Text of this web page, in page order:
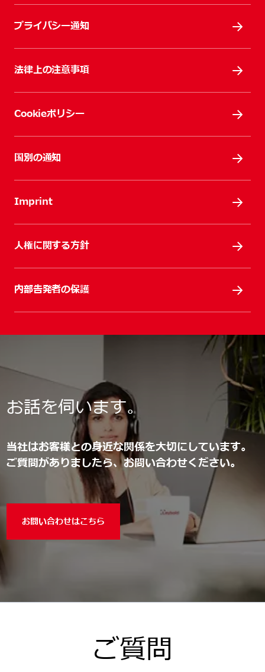
プライバシー通知
法律上の注意事項
Cookieポリシー
国別の通知
Imprint
人権に関する方針
内部告発者の保護
お話を伺います。
当社はお客様との身近な関係を大切にしています。
ご質問がありましたら、お問い合わせください。
お問い合わせはこちら
ご質問